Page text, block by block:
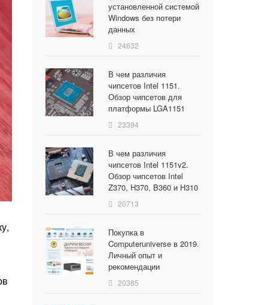
установленной системой
Windows без потери
данных
24632
В чем различия
чипсетов Intel 1151.
Обзор чипсетов для
платформы LGA1151
23394
В чем различия
чипсетов Intel 1151v2.
Обзор чипсетов Intel
Z370, H370, B360 и H310
20713
Покупка в
Computeruniverse в 2019.
Личный опыт и
рекомендации
20385